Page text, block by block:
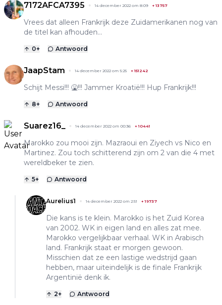
7172AFCA7395 14 december 2022 om 8:09 +13757
Vrees dat alleen Frankrijk deze Zuidamerikanen nog van
de titel kan afhouden...
0+ Antwoord
JaapStam 14 december 2022 om 5:25 +151242
Schijt Messi!!! 🤮!!! Jammer Kroatië!!! Hup Frankrijk!!!
8+ Antwoord
Suarez16_ 14 december 2022 om 00:36 +10441
Marokko zou mooi zijn. Mazraoui en Ziyech vs Nico en
Martinez. Zou toch schitterend zijn om 2 van die 4 met
wereldbeker te zien.
5+ Antwoord
Aurelius1 14 december 2022 om 2:51 +19737
Die kans is te klein. Marokko is het Zuid Korea
van 2002. WK in eigen land en alles zat mee.
Marokko vergelijkbaar verhaal. WK in Arabisch
land. Frankrijk staat er morgen gewoon.
Misschien dat ze een lastige wedstrijd gaan
hebben, maar uiteindelijk is de finale Frankrijk
Argentinië denk ik.
2+ Antwoord